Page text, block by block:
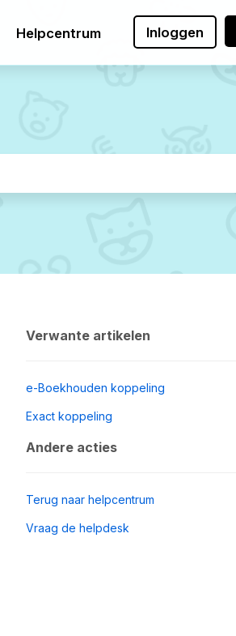
Helpcentrum Inloggen
Verwante artikelen
e-Boekhouden koppeling
Exact koppeling
Andere acties
Terug naar helpcentrum
Vraag de helpdesk